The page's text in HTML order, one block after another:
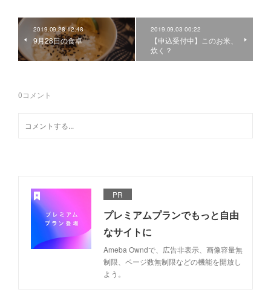
2019.09.28 12:48
9月28日の食卓
2019.09.03 00:22
【申込受付中】このお米、
炊く？
0コメント
PR
プレミアムプランでもっと自由
なサイトに
Ameba Owndで、広告非表示、画像容量無
制限、ページ数無制限などの機能を開放し
よう。